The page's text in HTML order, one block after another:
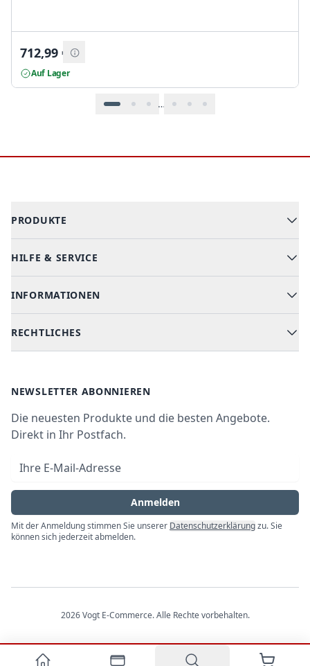
712,99 €
Auf Lager
…
PRODUKTE
Alle Kategorien
Kühlen & Gefrieren
HILFE & SERVICE
Hilfe & FAQ
INFORMATIONEN
Über uns
RECHTLICHES
Datenschutz
Widerrufsrecht
Impressum
NEWSLETTER ABONNIEREN
Die neuesten Produkte und die besten Angebote.
Direkt in Ihr Postfach.
E-Mail-Adresse
Anmelden
Mit der Anmeldung stimmen Sie unserer Datenschutzerklärungzu. Sie
können sich jederzeit abmelden.
2026 Vogt E-Commerce. Alle Rechte vorbehalten.